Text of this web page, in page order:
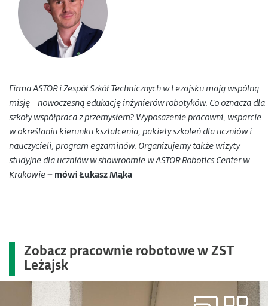
Firma ASTOR i Zespół Szkół Technicznych w Leżajsku mają wspólną
misję - nowoczesną edukację inżynierów robotyków. Co oznacza dla
szkoły współpraca z przemysłem? Wyposażenie pracowni, wsparcie
w określaniu kierunku kształcenia, pakiety szkoleń dla uczniów i
nauczycieli, program egzaminów. Organizujemy także wizyty
studyjne dla uczniów w showroomie w ASTOR Robotics Center w
Krakowie– mówi Łukasz Mąka
Zobacz pracownie robotowe w ZST
Leżajsk